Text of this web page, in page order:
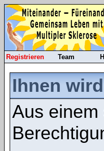
Registrieren Team
Ihnen
Aus